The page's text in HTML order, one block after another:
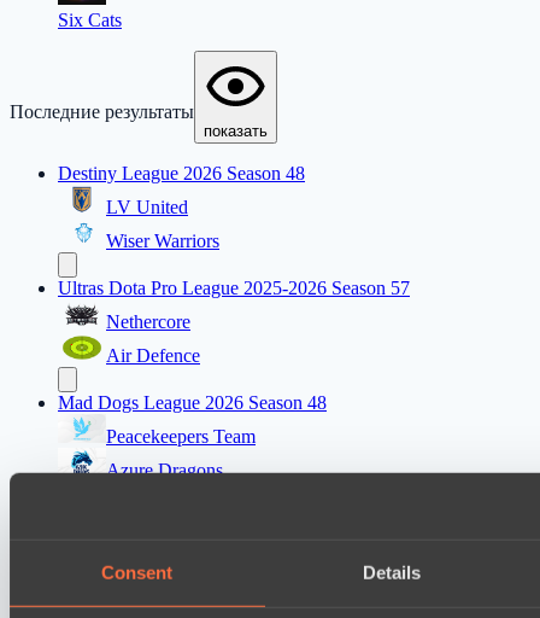
Consent Details
Six Cats
Последние результаты
показать
Destiny League 2026 Season 48
LV United
Wiser Warriors
Ultras Dota Pro League 2025-2026 Season 57
Nethercore
Air Defence
Mad Dogs League 2026 Season 48
Peacekeepers Team
Azure Dragons
Wild Bats